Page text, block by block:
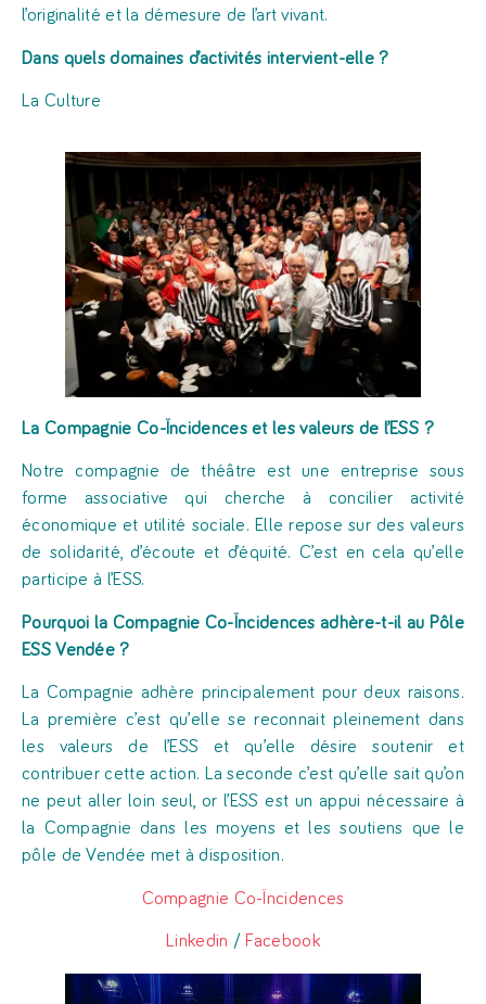
l’originalité et la démesure de l’art vivant.
Dans quels domaines d’activités intervient-elle ?
La Culture
La Compagnie Co-Ïncidences et les valeurs de l’ESS ?
Notre compagnie de théâtre est une entreprise sous
forme associative qui cherche à concilier activité
économique et utilité sociale. Elle repose sur des valeurs
de solidarité, d’écoute et d’équité. C’est en cela qu’elle
participe à l’ESS.
Pourquoi la Compagnie Co-Ïncidences adhère-t-il au Pôle
ESS Vendée ?
La Compagnie adhère principalement pour deux raisons.
La première c’est qu’elle se reconnait pleinement dans
les valeurs de l’ESS et qu’elle désire soutenir et
contribuer cette action. La seconde c’est qu’elle sait qu’on
ne peut aller loin seul, or l’ESS est un appui nécessaire à
la Compagnie dans les moyens et les soutiens que le
pôle de Vendée met à disposition.
Compagnie Co-Ïncidences
Linkedin / Facebook